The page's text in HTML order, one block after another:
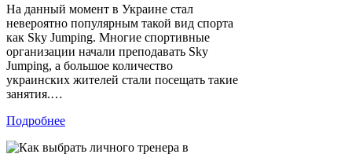
На данный момент в Украине стал
невероятно популярным такой вид спорта
как Sky Jumping. Многие спортивные
организации начали преподавать Sky
Jumping, а большое количество
украинских жителей стали посещать такие
занятия.…
Подробнее